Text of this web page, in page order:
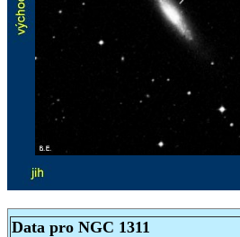
Data pro NGC 1311